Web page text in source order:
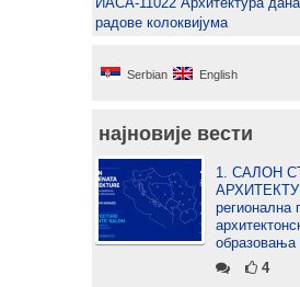
радове колоквијума
Serbian English
најновије вести
1. САЛОН
регионална
образовања
4